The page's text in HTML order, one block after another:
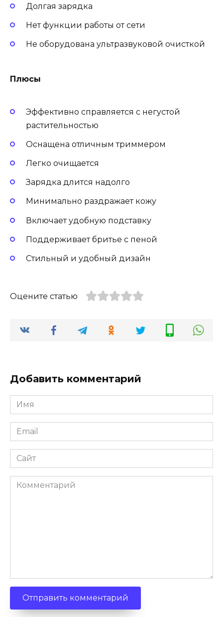
Долгая зарядка
Нет функции работы от сети
Не оборудована ультразвуковой очисткой
Плюсы
Эффективно справляется с негустой
растительностью
Оснащена отличным триммером
Легко очищается
Зарядка длится надолго
Минимально раздражает кожу
Включает удобную подставку
Поддерживает бритье с пеной
Стильный и удобный дизайн
Оцените статью
Добавить комментарий
Имя
Email
Сайт
Комментарий